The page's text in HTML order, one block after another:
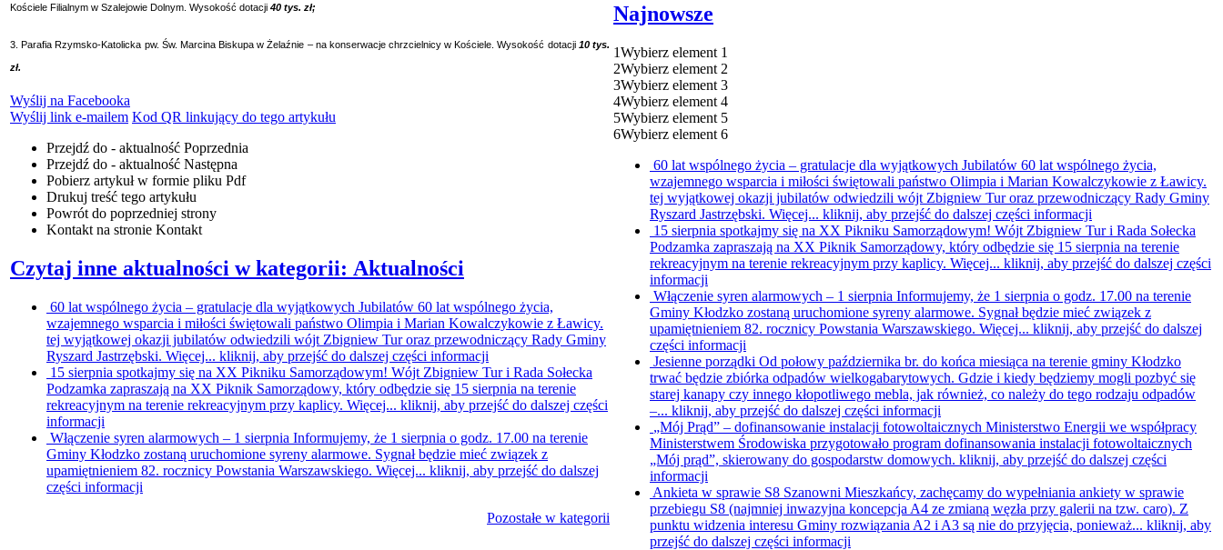
Kościele Filialnym w Szalejowie Dolnym. Wysokość dotacji 40 tys. zł;
3. Parafia Rzymsko-Katolicka pw. Św. Marcina Biskupa w Żelaźnie – na konserwacje chrzcielnicy w Kościele. Wysokość dotacji 10 tys.
zł.
Wyślij na Facebooka
Wyślij link e-mailem Kod QR linkujący do tego artykułu
Przejdź do - aktualność Poprzednia
Przejdź do - aktualność Następna
Pobierz artykuł w formie pliku Pdf
Drukuj treść tego artykułu
Powrót do poprzedniej strony
Kontakt na stronie Kontakt
Czytaj inne aktualności w kategorii: Aktualności
60 lat wspólnego życia – gratulacje dla wyjątkowych Jubilatów 60 lat wspólnego życia,
wzajemnego wsparcia i miłości świętowali państwo Olimpia i Marian Kowalczykowie z Ławicy.
tej wyjątkowej okazji jubilatów odwiedzili wójt Zbigniew Tur oraz przewodniczący Rady Gminy
Ryszard Jastrzębski. Więcej... kliknij, aby przejść do dalszej części informacji
15 sierpnia spotkajmy się na XX Pikniku Samorządowym! Wójt Zbigniew Tur i Rada Sołecka
Podzamka zapraszają na XX Piknik Samorządowy, który odbędzie się 15 sierpnia na terenie
rekreacyjnym na terenie rekreacyjnym przy kaplicy. Więcej... kliknij, aby przejść do dalszej części
informacji
Włączenie syren alarmowych – 1 sierpnia Informujemy, że 1 sierpnia o godz. 17.00 na terenie
Gminy Kłodzko zostaną uruchomione syreny alarmowe. Sygnał będzie mieć związek z
upamiętnieniem 82. rocznicy Powstania Warszawskiego. Więcej... kliknij, aby przejść do dalszej
części informacji
Pozostałe w kategorii
Najnowsze
1Wybierz element 1
2Wybierz element 2
3Wybierz element 3
4Wybierz element 4
5Wybierz element 5
6Wybierz element 6
60 lat wspólnego życia – gratulacje dla wyjątkowych Jubilatów 60 lat wspólnego życia,
wzajemnego wsparcia i miłości świętowali państwo Olimpia i Marian Kowalczykowie z Ławicy.
tej wyjątkowej okazji jubilatów odwiedzili wójt Zbigniew Tur oraz przewodniczący Rady Gminy
Ryszard Jastrzębski. Więcej... kliknij, aby przejść do dalszej części informacji
15 sierpnia spotkajmy się na XX Pikniku Samorządowym! Wójt Zbigniew Tur i Rada Sołecka
Podzamka zapraszają na XX Piknik Samorządowy, który odbędzie się 15 sierpnia na terenie
rekreacyjnym na terenie rekreacyjnym przy kaplicy. Więcej... kliknij, aby przejść do dalszej części
informacji
Włączenie syren alarmowych – 1 sierpnia Informujemy, że 1 sierpnia o godz. 17.00 na terenie
Gminy Kłodzko zostaną uruchomione syreny alarmowe. Sygnał będzie mieć związek z
upamiętnieniem 82. rocznicy Powstania Warszawskiego. Więcej... kliknij, aby przejść do dalszej
części informacji
Jesienne porządki Od połowy października br. do końca miesiąca na terenie gminy Kłodzko
trwać będzie zbiórka odpadów wielkogabarytowych. Gdzie i kiedy będziemy mogli pozbyć się
starej kanapy czy innego kłopotliwego mebla, jak również, co należy do tego rodzaju odpadów
–... kliknij, aby przejść do dalszej części informacji
„Mój Prąd” – dofinansowanie instalacji fotowoltaicznych Ministerstwo Energii we współpracy
Ministerstwem Środowiska przygotowało program dofinansowania instalacji fotowoltaicznych
„Mój prąd”, skierowany do gospodarstw domowych. kliknij, aby przejść do dalszej części
informacji
Ankieta w sprawie S8 Szanowni Mieszkańcy, zachęcamy do wypełniania ankiety w sprawie
przebiegu S8 (najmniej inwazyjna koncepcja A4 ze zmianą węzła przy galerii na tzw. caro). Z
punktu widzenia interesu Gminy rozwiązania A2 i A3 są nie do przyjęcia, ponieważ... kliknij, aby
przejść do dalszej części informacji